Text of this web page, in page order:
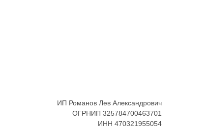
ИП Романов Лев Александрович
ОГРНИП 325784700463701
ИНН 470321955054